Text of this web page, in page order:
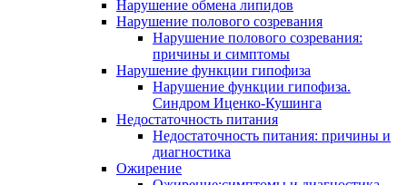
Нарушение обмена липидов
Нарушение полового созревания
Нарушение полового созревания:
причины и симптомы
Нарушение функции гипофиза
Нарушение функции гипофиза.
Синдром Иценко-Кушинга
Недостаточность питания
Недостаточность питания: причины и
диагностика
Ожирение